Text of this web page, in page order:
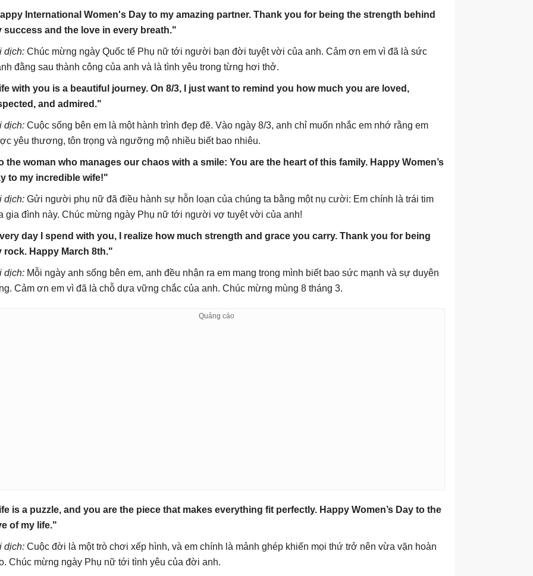
International Women's Day to my amazing partner. Thank you for being the strength behind
success and the love in every breath."
dịch: Chúc mừng ngày Quốc tế Phụ nữ tới người bạn đời tuyệt vời của anh. Cảm ơn em vì đã là sức
đằng sau thành công của anh và là tình yêu trong từng hơi thở.
with you is a beautiful journey. On 8/3, I just want to remind you how much you are loved,
and admired."
dịch: Cuộc sống bên em là một hành trình đẹp đẽ. Vào ngày 8/3, anh chỉ muốn nhắc em nhớ rằng em
yêu thương, tôn trọng và ngưỡng mộ nhiều biết bao nhiêu.
the woman who manages our chaos with a smile: You are the heart of this family. Happy Women’s
to my incredible wife!"
dịch: Gửi người phụ nữ đã điều hành sự hỗn loạn của chúng ta bằng một nụ cười: Em chính là trái tim
gia đình này. Chúc mừng ngày Phụ nữ tới người vợ tuyệt vời của anh!
day I spend with you, I realize how much strength and grace you carry. Thank you for being
rock. Happy March 8th."
dịch: Mỗi ngày anh sống bên em, anh đều nhận ra em mang trong mình biết bao sức mạnh và sự duyên
Cảm ơn em vì đã là chỗ dựa vững chắc của anh. Chúc mừng mùng 8 tháng 3.
is a puzzle, and you are the piece that makes everything fit perfectly. Happy Women’s Day to the
of my life."
dịch: Cuộc đời là một trò chơi xếp hình, và em chính là mảnh ghép khiến mọi thứ trở nên vừa vặn hoàn
Chúc mừng ngày Phụ nữ tới tình yêu của đời anh.